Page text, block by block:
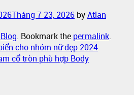
Tháng 7 23, 2026 byAtlan
Blog. Bookmark the permalink.
cho nhóm nữ đẹp 2024
cổ tròn phù hợp Body